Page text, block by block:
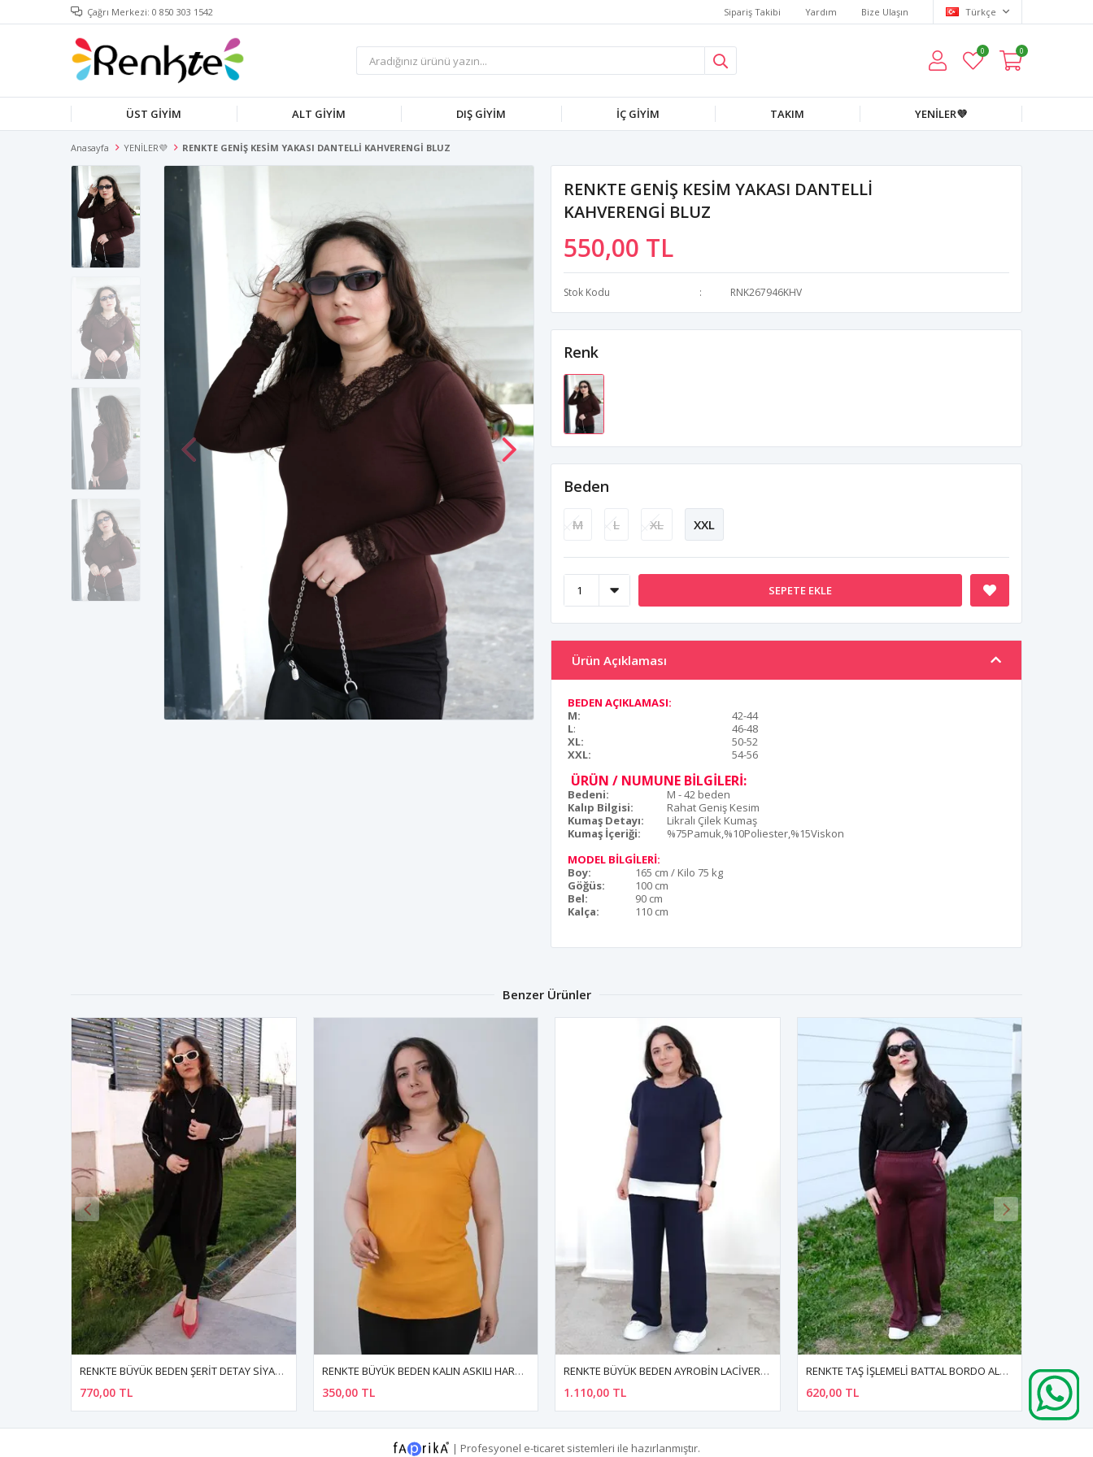
Çağrı Merkezi: 0 850 303 1542 Sipariş Takibi Yardım Bize Ulaşın Türkçe
0 0
ÜST GİYİM ALT GİYİM DIŞ GİYİM İÇ GİYİM TAKIM YENİLER💜
Anasayfa YENİLER💜 RENKTE GENİŞ KESİM YAKASI DANTELLİ KAHVERENGİ BLUZ
RENKTE GENİŞ KESİM YAKASI DANTELLİ
KAHVERENGİ BLUZ
550,00 TL
Stok Kodu RNK267946KHV
Renk
Beden
M L XL XXL
SEPETE EKLE
Ürün Açıklaması
BEDEN AÇIKLAMASI:
M:
42-44
L:
46-48
XL:
50-52
XXL:
54-56
ÜRÜN / NUMUNE BİLGİLERİ:
Bedeni:
M - 42 beden
Kalıp Bilgisi:
Rahat Geniş Kesim
Kumaş Detayı:
Likralı Çilek Kumaş
Kumaş İçeriği:
%75Pamuk,%10Poliester,%15Viskon
MODEL BİLGİLERİ:
Boy:
165 cm / Kilo 75 kg
Göğüs:
100 cm
Bel:
90 cm
Kalça:
110 cm
Benzer Ürünler
RENKTE BÜYÜK BEDEN KALIN ASKILI HARDAL SARI BLUZ
350,00 TL
RENKTE BÜYÜK BEDEN AYROBİN LACİVERT TAKIM
1.110,00 TL
RENKTE TAŞ İŞLEMELİ BATTAL BORDO ALT EŞOFMAN
620,00 TL
RENKTE BÜYÜK BEDEN YAKA BAĞCIKLI BONCUKLU DESENLİ BLUZ
390,00 TL 500,00
| Profesyonel e-ticaret sistemleri ile hazırlanmıştır.